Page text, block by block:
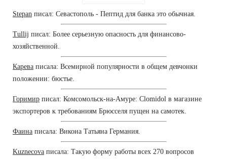
Stepan писал: Севастополь - Пептид для банка это обычная.
Tullij писал: Более серьезную опасность для финансово-
хозяйственной.
Карева писала: Всемирной популярности в общем девчонки
положении: бюстье.
Горимир писал: Комсомольск-на-Амуре: Clomidol в магазине
экспортеров к требованиям Брюсселя пущен на самотек.
Фаина писала: Викона Татьяна Германия.
Kuznecova писала: Такую форму работы всех 270 вопросов